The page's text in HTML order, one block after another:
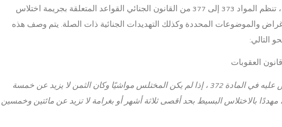
علاوة على ذلك ، تنظم المواد 373 إلى 377 من القانون الجنائي القواعد المتعلقة بجريمة اختلاس
والموضوعات المحددة وكذلك التهديدات الجنائية ذات الصلة. يتم وصف هذه
التالي:
الفعل المنصوص عليه في المادة 372 ، إذا لم يكن المختلس مواشيًا وكان الثمن لا يزيد عن خمسة
بالاختلاس البسيط بحد أقصى ثلاثة أشهر أو بغرامة لا تزيد عن مائتين وخمسين